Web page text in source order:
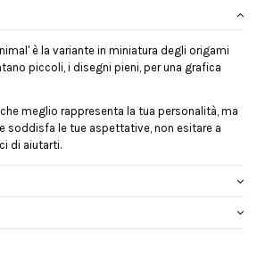
è la variante in miniatura degli origami
piccoli, i disegni pieni, per una grafica
meglio rappresenta la tua personalità, ma
soddisfa le tue aspettative, non esitare a
di aiutarti.